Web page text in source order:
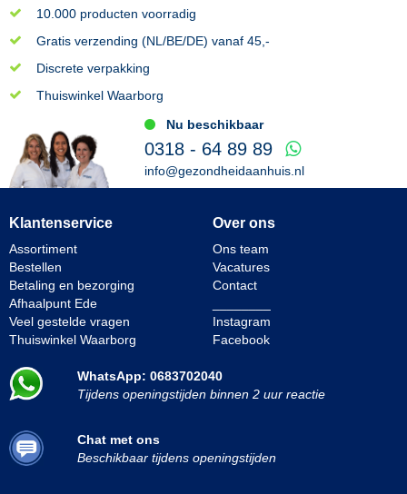
10.000 producten voorradig
Gratis verzending (NL/BE/DE) vanaf 45,-
Discrete verpakking
Thuiswinkel Waarborg
Nu beschikbaar
0318 - 64 89 89
info@gezondheidaanhuis.nl
Klantenservice
Assortiment
Bestellen
Betaling en bezorging
Afhaalpunt Ede
Veel gestelde vragen
Thuiswinkel Waarborg
Over ons
Ons team
Vacatures
Contact
Instagram
Facebook
WhatsApp: 0683702040
Tijdens openingstijden binnen 2 uur reactie
Chat met ons
Beschikbaar tijdens openingstijden